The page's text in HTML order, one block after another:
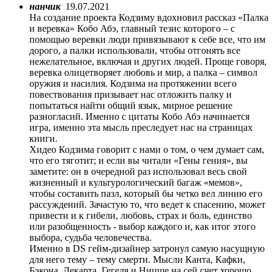
нанчик 19.07.2021
На создание проекта Кодзиму вдохновил рассказ «Палка
и веревка» Кобо Абэ, главный тезис которого – с
помощью веревки люди привязывают к себе все, что им
дорого, а палки использовали, чтобы отгонять все
нежелательное, включая и других людей. Проще говоря,
веревка олицетворяет любовь и мир, а палка – символ
оружия и насилия. Кодзима на протяжении всего
повествования призывает нас отложить палку и
попытаться найти общий язык, мирное решение
разногласий. Именно с цитаты Кобо Абэ начинается
игра, именно эта мысль преследует нас на страницах
книги.
Хидео Кодзима говорит с нами о том, о чем думает сам,
что его тяготит; и если вы читали «Гены гения», вы
заметите: он в очередной раз использовал весь свой
жизненный и культурологический багаж «мемов»,
чтобы составить пазл, который бы четко вел линию его
рассуждений. Зачастую то, что ведет к спасению, может
привести и к гибели, любовь, страх и боль, единство
или разобщенность - выбор каждого и, как итог этого
выбора, судьба человечества.
Именно в DS гейм-дизайнер затронул самую насущную
для него тему – тему смерти. Мысли Канта, Кафки,